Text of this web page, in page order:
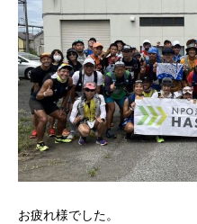
お疲れ様でした。